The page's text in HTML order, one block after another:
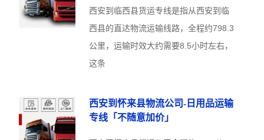
西安到临西县货运专线是指从西安到临
西县的直达物流运输线路，全程约798.3
公里，运输时效大约需要8.5小时左右，
这条
西安到怀来县物流公司-日用品运输
专线「不随意加价」